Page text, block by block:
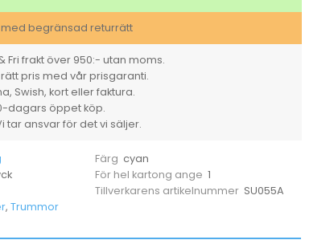
CLT-
cyan
mängd
begränsad returrätt
Fri frakt över 950:- utan moms.
pris med vår prisgaranti.
Swish, kort eller faktura.
dagars öppet köp.
tar ansvar för det vi säljer.
Färg cyan
För hel kartong ange 1
Tillverkarens artikelnummer SU055A
, Trummor